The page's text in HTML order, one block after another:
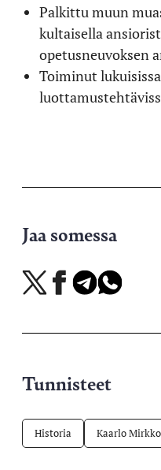
Palkittu muun
kultaisella
opetusneuvoksen
Toiminut
Jaa somessa
Jaa
X-
Jaa
Facebookissa
Jaa
Telegramissa
Jaa
WhatsAppissa
Tunnisteet
Historia Kaarlo